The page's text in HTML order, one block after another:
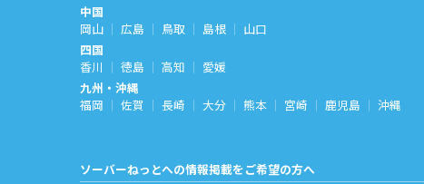
中国
岡山
広島 鳥取 島根
山口
四国
香川
徳島 高知
愛媛
九州・沖縄
福岡
佐賀 長崎 大分 熊本 宮崎 鹿児島 沖縄
ソーバーねっとへの情報掲載をご希望の方へ